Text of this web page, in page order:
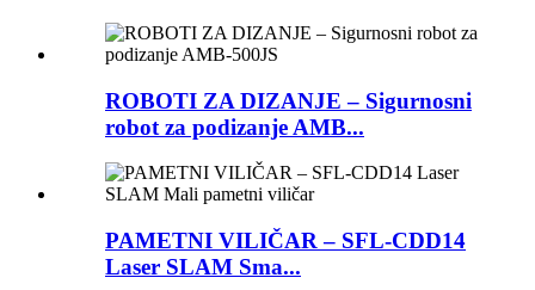
ROBOTI ZA DIZANJE – Sigurnosni
robot za podizanje AMB...
PAMETNI VILIČAR – SFL-CDD14
Laser SLAM Sma...